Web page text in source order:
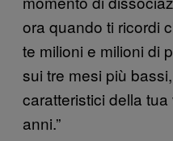
ora quando ti ricordi
te milioni e milioni di
sui tre mesi più
caratteristici della
anni.”